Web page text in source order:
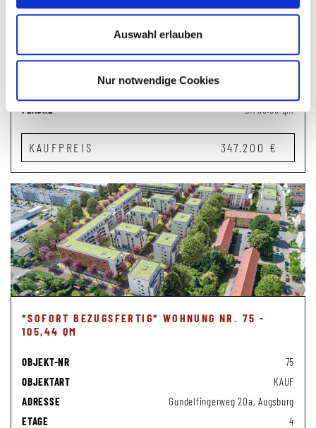
Auswahl erlauben
Nur notwendige Cookies
OBJEKT-NR
25
FLÄCHE
CA 58.85 qm
KAUFPREIS 347.200 €
*SOFORT BEZUGSFERTIG* WOHNUNG NR. 75 -
105,44 QM
OBJEKT-NR
75
OBJEKTART
KAUF
ADRESSE
Gundelfingerweg 20a, Augsburg
ETAGE
4